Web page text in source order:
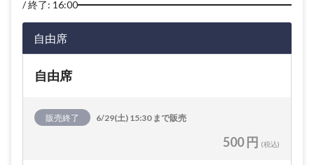
終了: 16:00
自由席
自由席
販売終了 6/29(土) 15:30 まで販売
500 円 (税込)